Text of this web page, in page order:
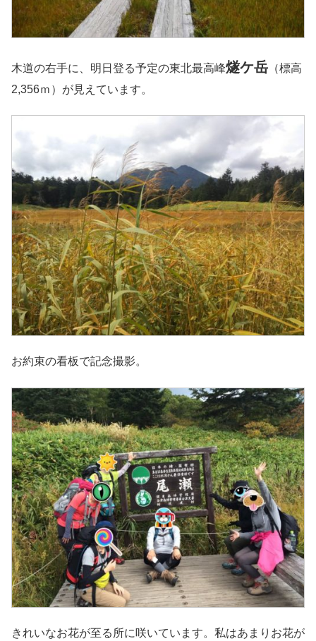
木道の右手に、明日登る予定の東北最高峰燧ケ岳 （標高
2,356ｍ）が見えています。
お約束の看板で記念撮影。
きれいなお花が至る所に咲いています。私はあまりお花が